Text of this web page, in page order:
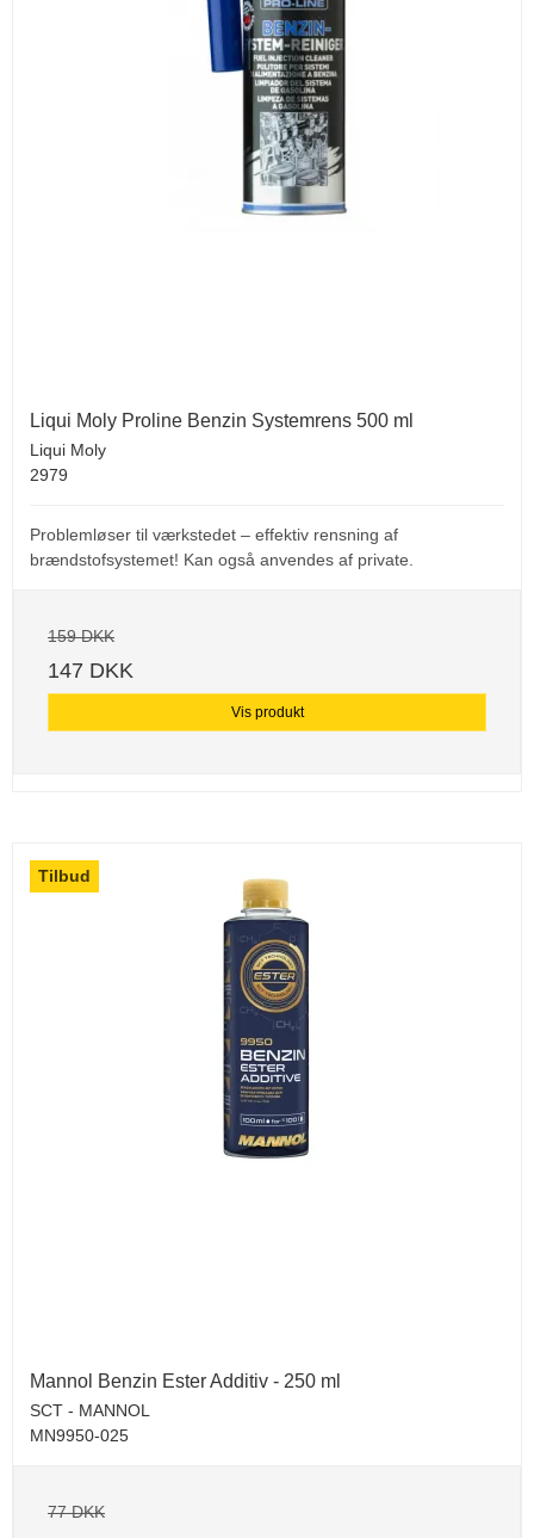
Liqui Moly Proline Benzin Systemrens 500 ml
Liqui Moly
2979
Problemløser til værkstedet – effektiv rensning af
brændstofsystemet! Kan også anvendes af private.
159 DKK
147 DKK
Vis produkt
Tilbud
Mannol Benzin Ester Additiv - 250 ml
SCT - MANNOL
MN9950-025
77 DKK